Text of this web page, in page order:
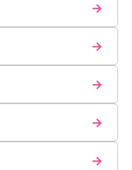
→
→
→
→
→